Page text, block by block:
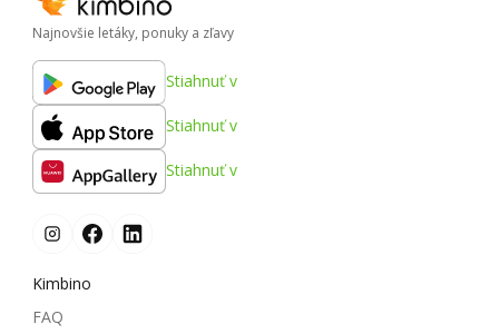
Najnovšie letáky, ponuky a zľavy
Stiahnuť v
Stiahnuť v
Stiahnuť v
Kimbino
FAQ